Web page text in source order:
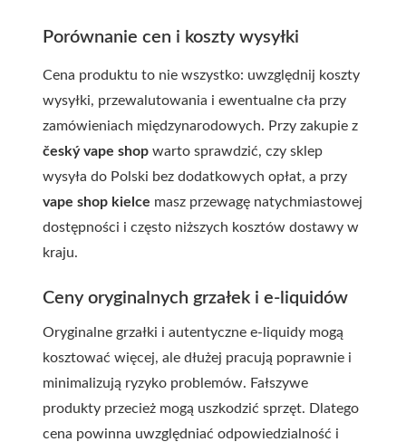
Porównanie cen i koszty wysyłki
Cena produktu to nie wszystko: uwzględnij koszty
wysyłki, przewalutowania i ewentualne cła przy
zamówieniach międzynarodowych. Przy zakupie z
český vape shop warto sprawdzić, czy sklep
wysyła do Polski bez dodatkowych opłat, a przy
vape shop kielce masz przewagę natychmiastowej
dostępności i często niższych kosztów dostawy w
kraju.
Ceny oryginalnych grzałek i e-liquidów
Oryginalne grzałki i autentyczne e-liquidy mogą
kosztować więcej, ale dłużej pracują poprawnie i
minimalizują ryzyko problemów. Fałszywe
produkty przecież mogą uszkodzić sprzęt. Dlatego
cena powinna uwzględniać odpowiedzialność i